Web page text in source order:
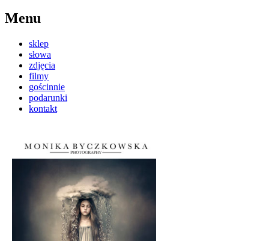
Menu
sklep
słowa
zdjęcia
filmy
gościnnie
podarunki
kontakt